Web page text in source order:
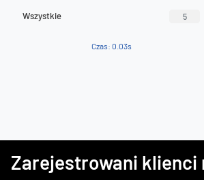
Wszystkie 5
Czas: 0.03s
Zarejestrowani klienci